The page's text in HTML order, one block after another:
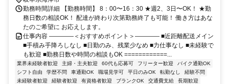
勤務時間詳細 【勤務時間】 8：00〜16：30 ★週2、3日〜OK！ ★勤
務日数の相談OK！ 配達が終わり次第勤務終了も可能！ 働き方はあな
たのご希望に お応えします。
仕事内容 ――――＜おすすめポイント＞―――― ■近距離配送メイン
■手積み手降ろしなし ■日勤のみ、残業少なめ ■力仕事なし ■未経験で
も歓迎 ■勤務日数や時間の相談もOK ============...
業界未経験者歓迎 主婦・主夫歓迎 60代も応募可 フリーター歓迎
バイク通勤OK
シフト自由
学歴不問 車通勤OK 職場見学可 平日のみOK 転勤なし
経験不問
未経験者歓迎
経験者歓迎 有資格者歓迎 ブランクOK 交通費支給
長期歓迎